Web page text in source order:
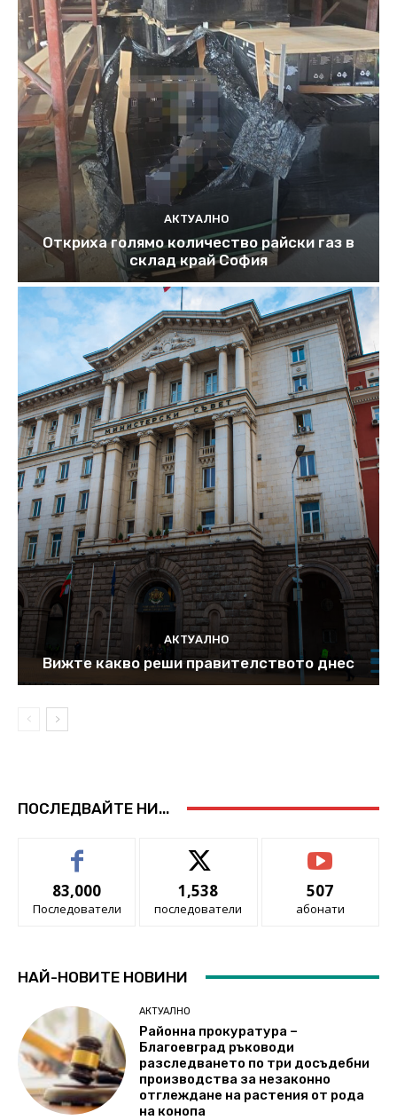
АКТУАЛНО
Откриха голямо количество райски газ в
склад край София
АКТУАЛНО
Вижте какво реши правителството днес
ПОСЛЕДВАЙТЕ НИ...
83,000
Последователи
1,538
последователи
507
абонати
НАЙ-НОВИТЕ НОВИНИ
АКТУАЛНО
Районна прокуратура –
Благоевград ръководи
разследването по три досъдебни
производства за незаконно
отглеждане на растения от рода
на конопа